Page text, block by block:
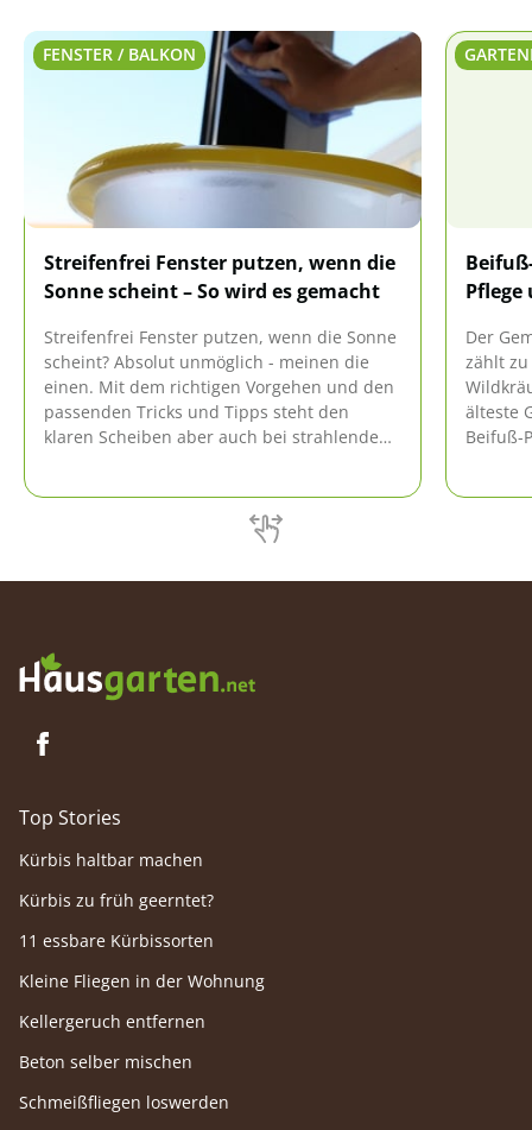
FENSTER / BALKON
Streifenfrei Fenster putzen, wenn die
Sonne scheint – So wird es gemacht
Streifenfrei Fenster putzen, wenn die Sonne
scheint? Absolut unmöglich - meinen die
einen. Mit dem richtigen Vorgehen und den
passenden Tricks und Tipps steht den
klaren Scheiben aber auch bei strahlendem
Pflege
Der
zählt
älteste
Beifuß-
Top Stories
Kürbis haltbar machen
Kürbis zu früh geerntet?
11 essbare Kürbissorten
Kleine Fliegen in der Wohnung
Kellergeruch entfernen
Beton selber mischen
Schmeißfliegen loswerden